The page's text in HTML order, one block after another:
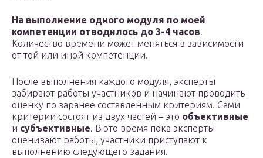
На выполнение одного модуля по моей
компетенции отводилось до 3-4 часов.
Количество времени может меняться в зависимости
от той или иной компетенции.
После выполнения каждого модуля, эксперты
забирают работы участников и начинают проводить
оценку по заранее составленным критериям. Сами
критерии состоят из двух частей – это объективные
и субъективные. В это время пока эксперты
оценивают работы, участники приступают к
выполнению следующего задания.